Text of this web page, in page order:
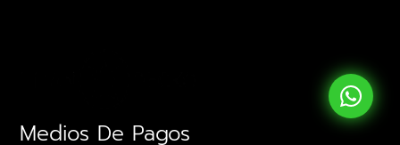
Medios De Pagos